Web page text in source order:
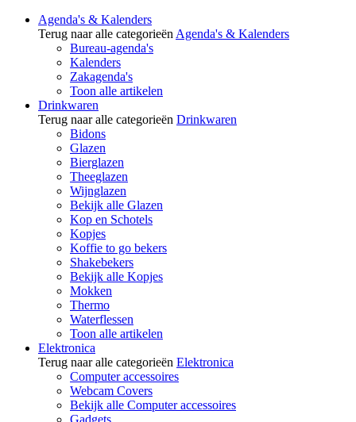
Agenda's & Kalenders
Terug naar alle categorieën Agenda's & Kalenders
Bureau-agenda's
Kalenders
Zakagenda's
Toon alle artikelen
Drinkwaren
Terug naar alle categorieën Drinkwaren
Bidons
Glazen
Bierglazen
Theeglazen
Wijnglazen
Bekijk alle Glazen
Kop en Schotels
Kopjes
Koffie to go bekers
Shakebekers
Bekijk alle Kopjes
Mokken
Thermo
Waterflessen
Toon alle artikelen
Elektronica
Terug naar alle categorieën Elektronica
Computer accessoires
Webcam Covers
Bekijk alle Computer accessoires
Gadgets